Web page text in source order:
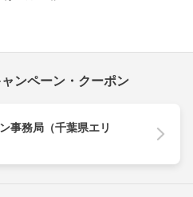
ンペーン・クーポン
事務局（千葉県エリ